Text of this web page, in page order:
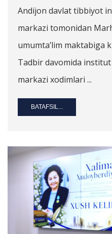
Andijon davlat tibbiyot
markazi tomonidan
umumta’lim maktabiga
Tadbir davomida
markazi xodimlari ...
BATAFSIL...